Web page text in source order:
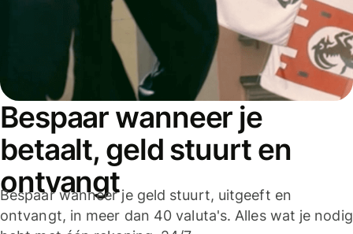
Bespaar wanneer je
betaalt, geld stuurt en
ontvangt
Bespaar wanneer je geld stuurt, uitgeeft en
ontvangt, in meer dan 40 valuta's. Alles wat je nodig